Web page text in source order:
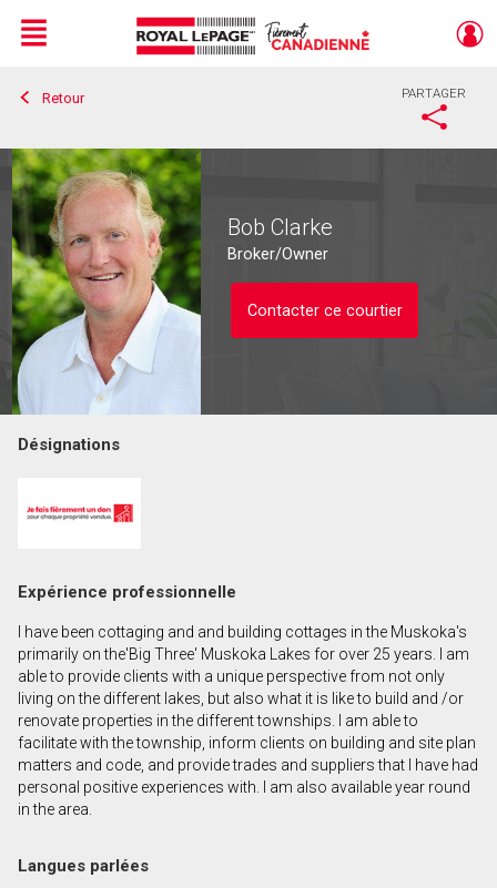
Live
En Direct
Menu
Retour PARTAGER
Bob Clarke
Broker/Owner
Contacter ce courtier
Prénom
Courriel
Téléphone
(Optionnel)
Message
Désignations
Expérience professionnelle
I have been cottaging and and building cottages in the Muskoka's
primarily on the'Big Three' Muskoka Lakes for over 25 years. I am
able to provide clients with a unique perspective from not only
living on the different lakes, but also what it is like to build and /or
renovate properties in the different townships. I am able to
facilitate with the township, inform clients on building and site plan
matters and code, and provide trades and suppliers that I have had
personal positive experiences with. I am also available year round
in the area.
Langues parlées